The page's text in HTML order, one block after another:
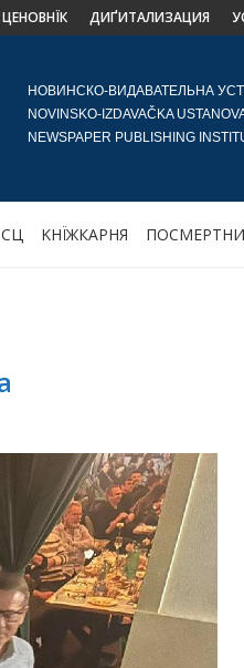
ЦЕНОВНЇК ДИҐИТАЛИЗАЦИЯ
НОВИНСКО-ВИДАВАТЕЛЬНА
NOVINSKO-IZDAVAČKA
NEWSPAPER PUBLISHING
KНЇЖКАРНЯ